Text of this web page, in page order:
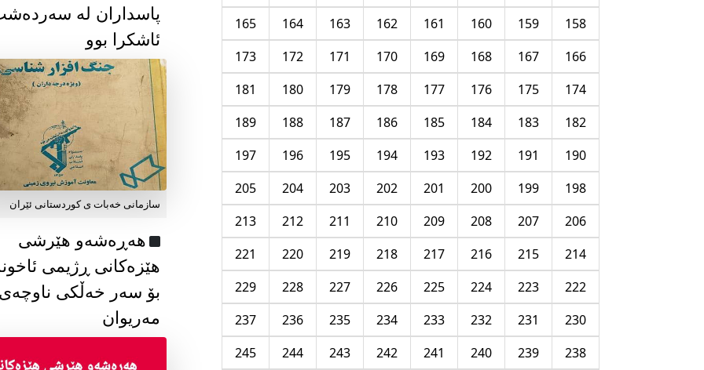
158
159
160
161
162
163
164
165
166
167
168
169
170
171
172
173
174
175
176
177
178
179
180
181
182
183
184
185
186
187
188
189
190
191
192
193
194
195
196
197
198
199
200
201
202
203
204
205
206
207
208
209
210
211
212
213
214
215
216
217
218
219
220
221
222
223
224
225
226
227
228
229
230
231
232
233
234
235
236
237
238
239
240
241
242
243
244
245
پاسداران لە
ئاشکرا بوو
سازمانی خەبات ی كوردستانی ئێران
هەڕەشەو هێرشی
هێزەکانی ڕژیمی
بۆ سەر خەڵکی
مەریوان